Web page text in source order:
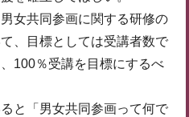
男女共同参画に関する研修の
、目標としては受講者数で
100％受講を目標にするべ
と「男女共同参画って何で